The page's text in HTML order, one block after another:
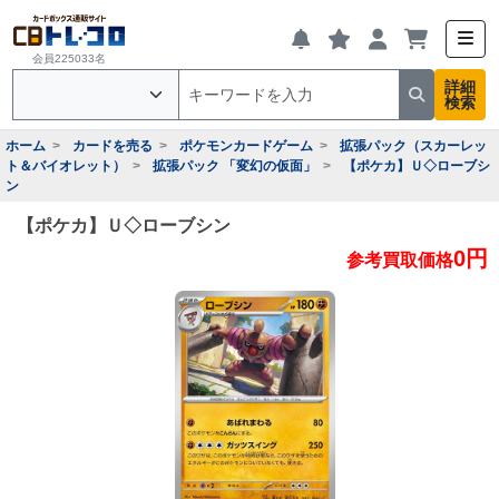
会員225033名
詳細
検索
ホーム カードを売る ポケモンカードゲーム
拡張パック（スカーレッ
ト＆バイオレット）
拡張パック 「変幻の仮面」
【ポケカ】Ｕ◇ローブシ
ン
【ポケカ】Ｕ◇ローブシン
参考買取価格0円